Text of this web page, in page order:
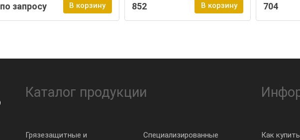
по запросу В корзину 852 В корзину 704
Каталог продукции
Грязезащитные и
Специализированные
Как купить